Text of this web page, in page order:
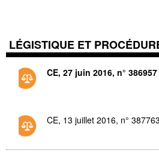
LÉGISTIQUE ET
CE, 27 juin 2016, n° 386957
CE, 13 juillet 2016, n° 387763